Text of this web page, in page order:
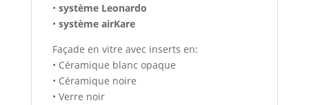
• système Leonardo
• système airKare
Façade en vitre avec inserts en:
• Céramique blanc opaque
• Céramique noire
• Verre noir